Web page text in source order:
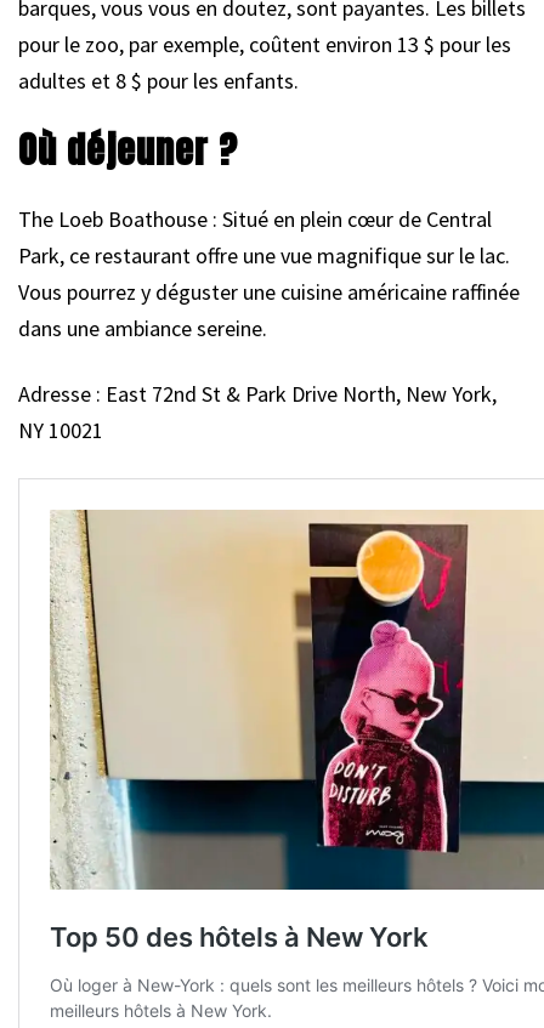
barques, vous vous en doutez, sont payantes. Les billets
pour le zoo, par exemple, coûtent environ 13 $ pour les
adultes et 8 $ pour les enfants.
Où déjeuner ?
The Loeb Boathouse : Situé en plein cœur de Central
Park, ce restaurant offre une vue magnifique sur le lac.
Vous pourrez y déguster une cuisine américaine raffinée
dans une ambiance sereine.
Adresse : East 72nd St & Park Drive North, New York,
NY 10021